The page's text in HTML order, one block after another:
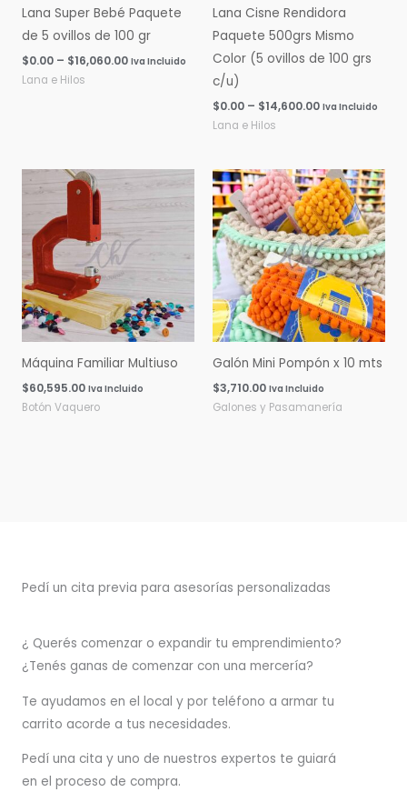
Lana Super Bebé Paquete
de 5 ovillos de 100 gr
$0.00 – $16,060.00 Iva Incluido
Lana e Hilos
Lana Cisne Rendidora
Paquete 500grs Mismo
Color (5 ovillos de 100 grs
c/u)
$0.00 – $14,600.00 Iva Incluido
Lana e Hilos
Máquina Familiar Multiuso
$60,595.00 Iva Incluido
Botón Vaquero
Galón Mini Pompón x 10 mts
$3,710.00 Iva Incluido
Galones y Pasamanería
Pedí un cita previa para asesorías personalizadas
¿ Querés comenzar o expandir tu emprendimiento?
¿Tenés ganas de comenzar con una mercería?
Te ayudamos en el local y por teléfono a armar tu
carrito acorde a tus necesidades.
Pedí una cita y uno de nuestros expertos te guiará
en el proceso de compra.